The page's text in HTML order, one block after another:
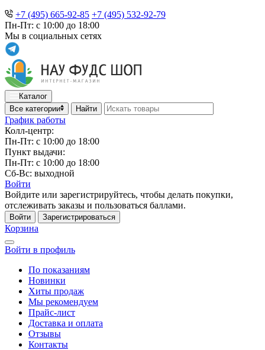
+7 (495) 665-92-85 +7 (495) 532-92-79
Пн-Пт: с 10:00 до 18:00
Мы в социальных сетях
Каталог
Все категории
Найти
График работы
Колл-центр:
Пн-Пт: с 10:00 до 18:00
Пункт выдачи:
Пн-Пт: с 10:00 до 18:00
Сб-Вс: выходной
Войти
Войдите или зарегистрируйтесь, чтобы делать покупки,
отслеживать заказы и пользоваться баллами.
Войти Зарегистрироваться
Корзина
Войти в профиль
По показаниям
Новинки
Хиты продаж
Мы рекомендуем
Прайс-лист
Доставка и оплата
Отзывы
Контакты